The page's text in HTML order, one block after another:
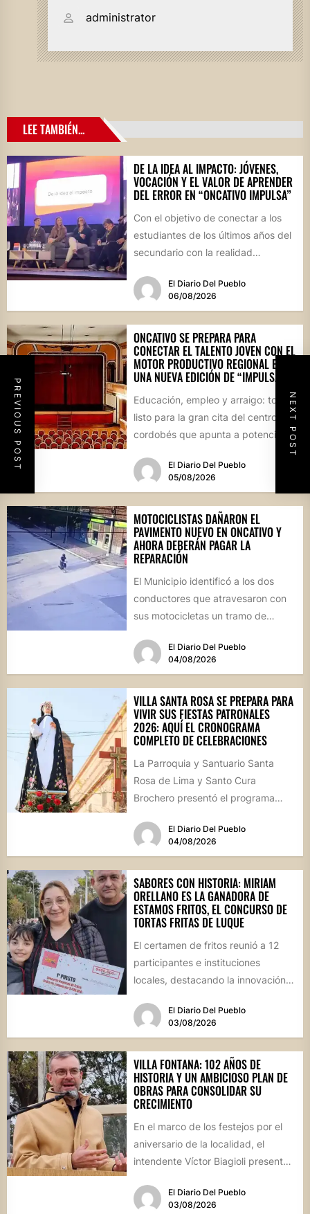
administrator
PREVIOUS POST NEXT POST
LEE TAMBIÉN...
DE LA IDEA AL IMPACTO: JÓVENES,
VOCACIÓN Y EL VALOR DE APRENDER
DEL ERROR EN “ONCATIVO IMPULSA”
Con el objetivo de conectar a los
estudiantes de los últimos años del
secundario con la realidad
El Diario Del Pueblo
06/08/2026
ONCATIVO SE PREPARA PARA
CONECTAR EL TALENTO JOVEN CON EL
MOTOR PRODUCTIVO REGIONAL EN
UNA NUEVA EDICIÓN DE “IMPULSA”
Educación, empleo y arraigo: todo
listo para la gran cita del centro
cordobés que apunta a potenciar el
El Diario Del Pueblo
05/08/2026
MOTOCICLISTAS DAÑARON EL
PAVIMENTO NUEVO EN ONCATIVO Y
AHORA DEBERÁN PAGAR LA
REPARACIÓN
El Municipio identificó a los dos
conductores que atravesaron con
sus motocicletas un tramo de
calle...
El Diario Del Pueblo
04/08/2026
VILLA SANTA ROSA SE PREPARA PARA
VIVIR SUS FIESTAS PATRONALES
2026: AQUÍ EL CRONOGRAMA
COMPLETO DE CELEBRACIONES
La Parroquia y Santuario Santa
Rosa de Lima y Santo Cura
Brochero presentó el programa
El Diario Del Pueblo
04/08/2026
SABORES CON HISTORIA: MIRIAM
ORELLANO ES LA GANADORA DE
ESTAMOS FRITOS, EL CONCURSO DE
TORTAS FRITAS DE LUQUE
El certamen de fritos reunió a 12
participantes e instituciones
locales, destacando la innovación
El Diario Del Pueblo
03/08/2026
VILLA FONTANA: 102 AÑOS DE
HISTORIA Y UN AMBICIOSO PLAN DE
OBRAS PARA CONSOLIDAR SU
CRECIMIENTO
En el marco de los festejos por el
aniversario de la localidad, el
intendente Víctor Biagioli presentó
El Diario Del Pueblo
03/08/2026